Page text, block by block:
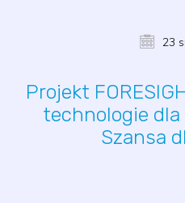
23
Projekt
technologie
Szansa